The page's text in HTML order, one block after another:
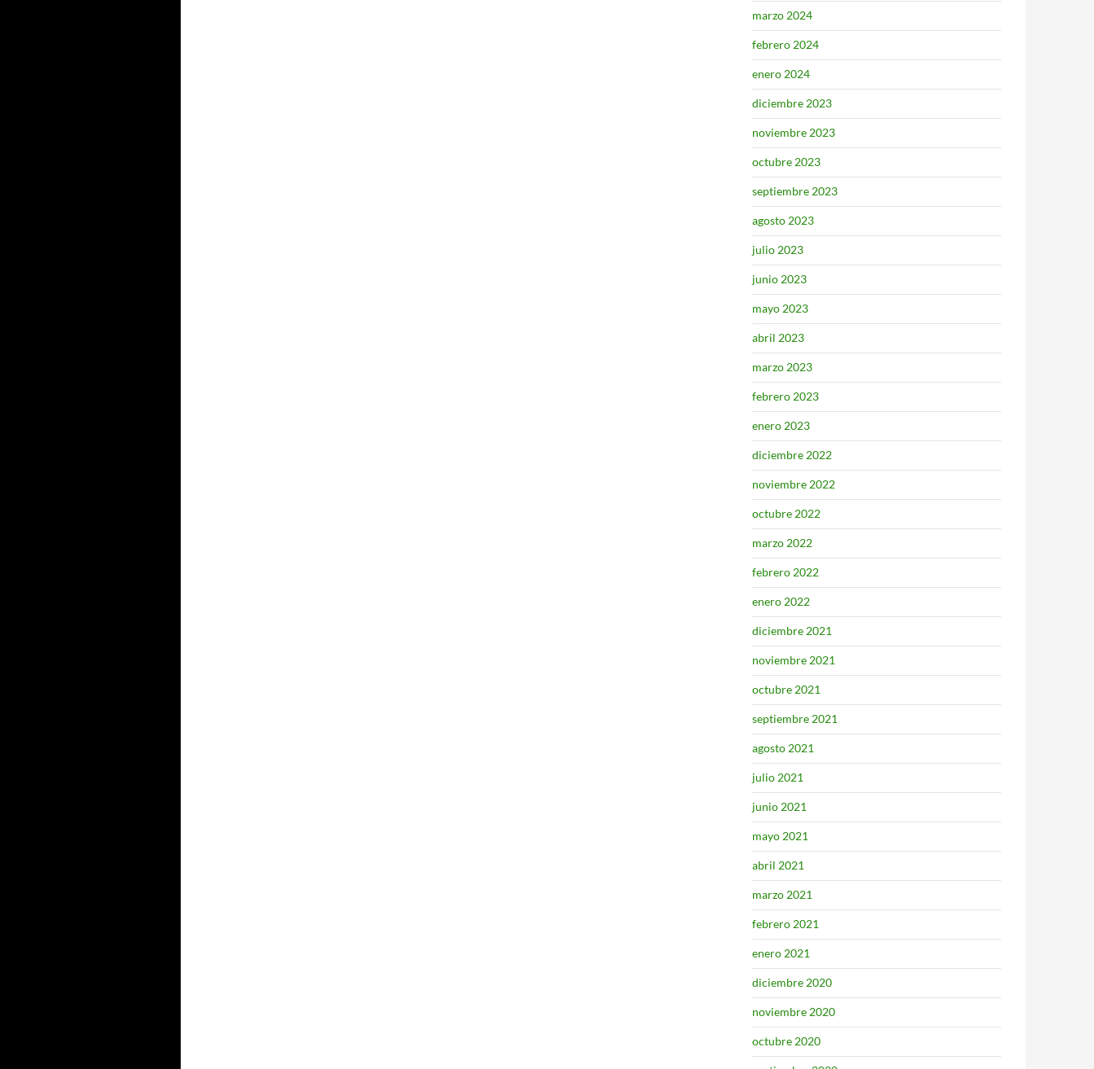
marzo 2024
febrero 2024
enero 2024
diciembre 2023
noviembre 2023
octubre 2023
septiembre 2023
agosto 2023
julio 2023
junio 2023
mayo 2023
abril 2023
marzo 2023
febrero 2023
enero 2023
diciembre 2022
noviembre 2022
octubre 2022
marzo 2022
febrero 2022
enero 2022
diciembre 2021
noviembre 2021
octubre 2021
septiembre 2021
agosto 2021
julio 2021
junio 2021
mayo 2021
abril 2021
marzo 2021
febrero 2021
enero 2021
diciembre 2020
noviembre 2020
octubre 2020